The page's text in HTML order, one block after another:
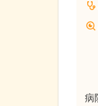
病